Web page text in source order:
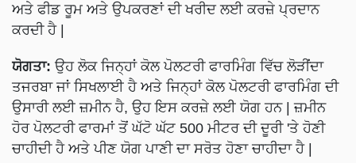
ਅਤੇ ਫੀਡ ਰੂਮ ਅਤੇ ਉਪਕਰਣਾਂ ਦੀ ਖਰੀਦ ਲਈ ਕਰਜ਼ੇ ਪ੍ਰਦਾਨ
ਕਰਦੀ ਹੈ |
ਯੋਗਤਾ: ਉਹ ਲੋਕ ਜਿਨ੍ਹਾਂ ਕੋਲ ਪੋਲਟਰੀ ਫਾਰਮਿੰਗ ਵਿੱਚ ਲੋੜੀਂਦਾ
ਤਜਰਬਾ ਜਾਂ ਸਿਖਲਾਈ ਹੈ ਅਤੇ ਜਿਨ੍ਹਾਂ ਕੋਲ ਪੋਲਟਰੀ ਫਾਰਮਿੰਗ ਦੀ
ਉਸਾਰੀ ਲਈ ਜ਼ਮੀਨ ਹੈ, ਉਹ ਇਸ ਕਰਜ਼ੇ ਲਈ ਯੋਗ ਹਨ | ਜ਼ਮੀਨ
ਹੋਰ ਪੋਲਟਰੀ ਫਾਰਮਾਂ ਤੋਂ ਘੱਟੋ ਘੱਟ 500 ਮੀਟਰ ਦੀ ਦੂਰੀ 'ਤੇ ਹੋਣੀ
ਚਾਹੀਦੀ ਹੈ ਅਤੇ ਪੀਣ ਯੋਗ ਪਾਣੀ ਦਾ ਸਰੋਤ ਹੋਣਾ ਚਾਹੀਦਾ ਹੈ |